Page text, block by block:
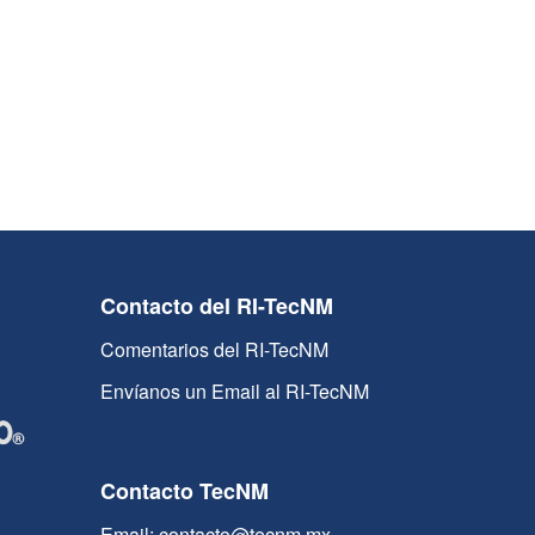
Contacto del RI-TecNM
Comentarios del RI-TecNM
Envíanos un Email al RI-TecNM
Contacto TecNM